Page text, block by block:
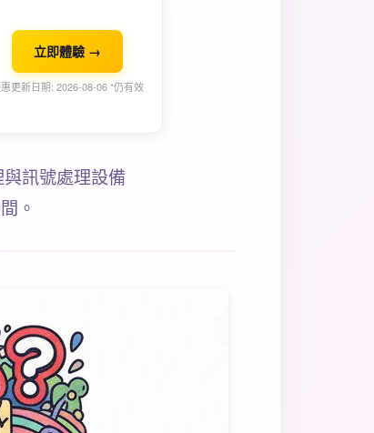
立即體驗 →
更新日期: 2026-08-06 *仍有效
訊號處理設備
。